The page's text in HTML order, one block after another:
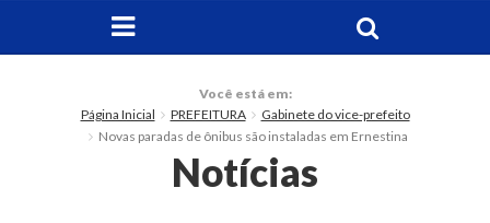
Dados Gerais
Você está em:
Página Inicial
PREFEITURA
Gabinete do vice-prefeito
Novas paradas de ônibus são instaladas em Ernestina
Notícias